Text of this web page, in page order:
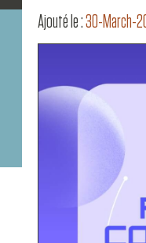
Ajouté le :30-March-